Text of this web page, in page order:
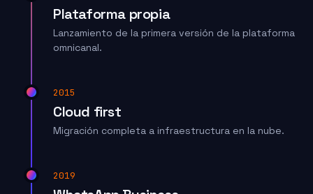
Plataforma propia
Lanzamiento de la primera versión de la plataforma
omnicanal.
2015
Cloud first
Migración completa a infraestructura en la nube.
2019